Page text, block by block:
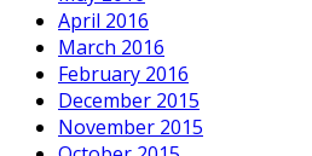
April 2016
March 2016
February 2016
December 2015
November 2015